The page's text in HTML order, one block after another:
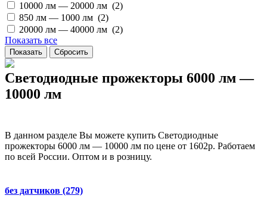
10000 лм — 20000 лм (2)
850 лм — 1000 лм (2)
20000 лм — 40000 лм (2)
Показать все
Светодиодные прожекторы 6000 лм —
10000 лм
В данном разделе Вы можете купить Светодиодные
прожекторы 6000 лм — 10000 лм по цене от 1602р. Работаем
по всей России. Оптом и в розницу.
без датчиков (279)